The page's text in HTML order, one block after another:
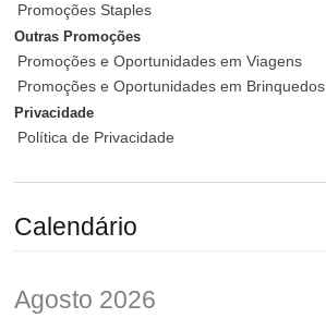
Promoções Staples
Outras Promoções
Promoções e Oportunidades em Viagens
Promoções e Oportunidades em Brinquedos
Privacidade
Política de Privacidade
Calendário
Agosto 2026